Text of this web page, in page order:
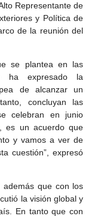
Representante de
y Política de
de la reunión del
se plantea en las
ha expresado la
de alcanzar un
concluyan las
celebran en junio
es un acuerdo que
y vamos a ver de
cuestión”, expresó
además que con los
la visión global y
En tanto que con